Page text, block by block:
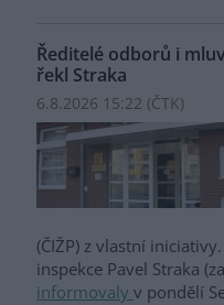
Ředitelé odborů i
řekl Straka
6.8.2026 15:22 (ČTK)
(ČIŽP) z vlastní
inspekce Pavel Straka
informovaly v pondělí